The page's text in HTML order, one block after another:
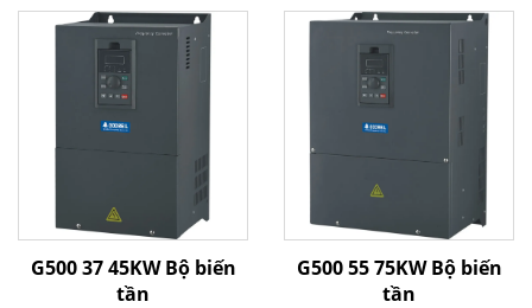
khiển V/F và điều khiển
vector | Bộ biến tần
được chứng nhận CE
G500 37 45KW Bộ biến
tần
G500 55 75KW Bộ biến
tần